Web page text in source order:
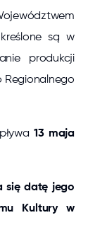
są w
produkcji
Regionalnego
13 maja
się datę jego
Kultury w